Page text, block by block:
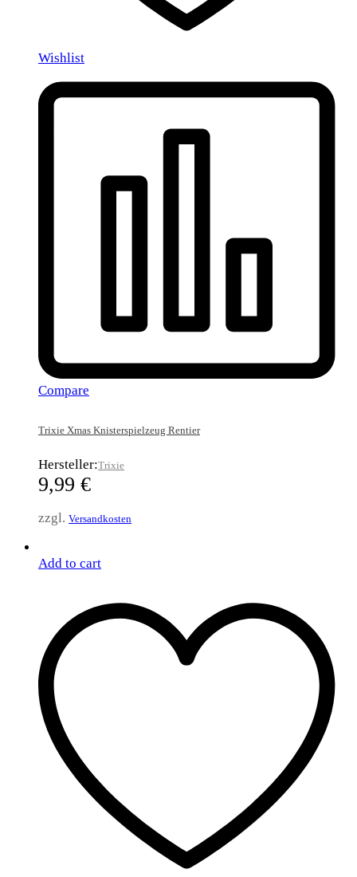
Wishlist
Compare
Trixie Xmas Knisterspielzeug Rentier
Hersteller:Trixie
9,99 €
zzgl. Versandkosten
Add to cart